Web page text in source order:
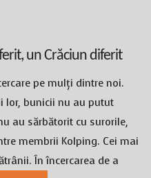
un Crăciun diferit
pe mulți dintre noi.
lor, bunicii nu au putut
au sărbătorit cu surorile,
membrii Kolping. Cei mai
În încercarea de a